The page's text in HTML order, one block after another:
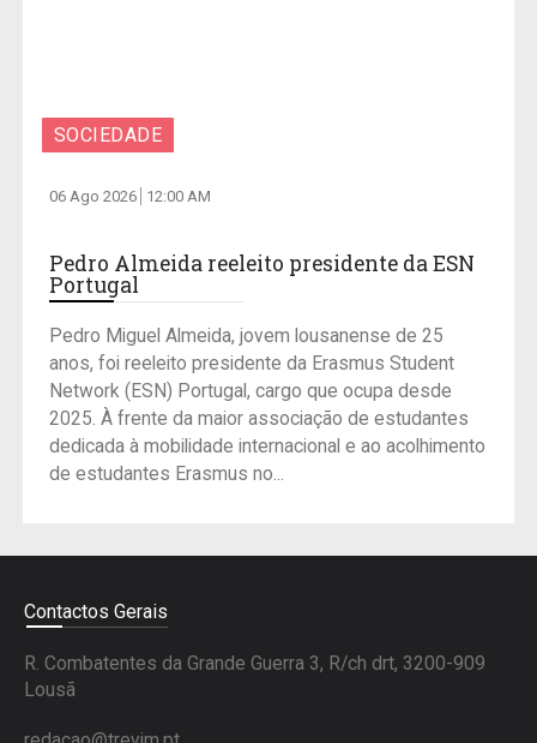
SOCIEDADE
06 Ago 2026 12:00 AM
Pedro Almeida reeleito presidente da ESN
Portugal
Pedro Miguel Almeida, jovem lousanense de 25
anos, foi reeleito presidente da Erasmus Student
Network (ESN) Portugal, cargo que ocupa desde
2025. À frente da maior associação de estudantes
dedicada à mobilidade internacional e ao acolhimento
de estudantes Erasmus no...
Contactos Gerais
R. Combatentes da Grande Guerra 3, R/ch drt, 3200-909
Lousã